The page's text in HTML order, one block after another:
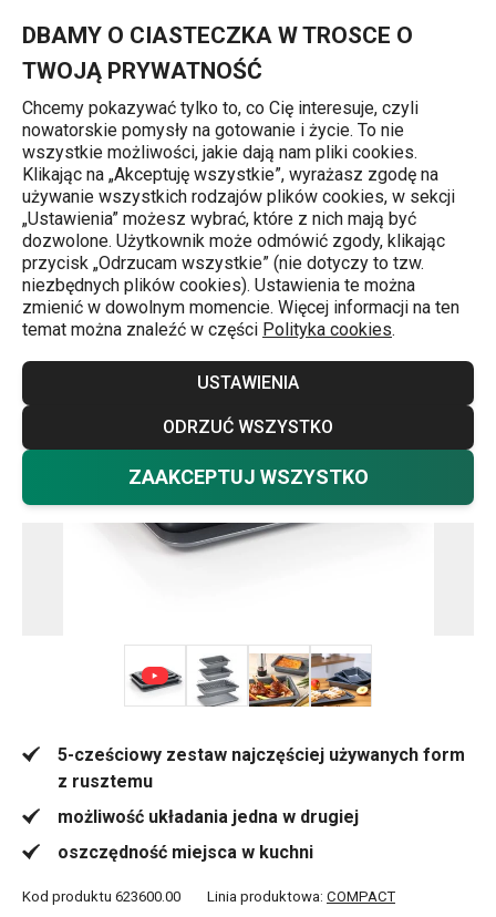
DBAMY O CIASTECZKA W TROSCE O
TWOJĄ PRYWATNOŚĆ
Chcemy pokazywać tylko to, co Cię interesuje, czyli
nowatorskie pomysły na gotowanie i życie. To nie
wszystkie możliwości, jakie dają nam pliki cookies.
Klikając na „Akceptuję wszystkie”, wyrażasz zgodę na
używanie wszystkich rodzajów plików cookies, w sekcji
„Ustawienia” możesz wybrać, które z nich mają być
dozwolone. Użytkownik może odmówić zgody, klikając
przycisk „Odrzucam wszystkie” (nie dotyczy to tzw.
niezbędnych plików cookies). Ustawienia te można
zmienić w dowolnym momencie. Więcej informacji na ten
temat można znaleźć w części Polityka cookies.
USTAWIENIA
ODRZUĆ WSZYSTKO
ZAAKCEPTUJ WSZYSTKO
Formy do pieczenia
Zestaw form do pieczenia
COMPACT, 5 szt.
Darmowa dostawa
5-cześciowy zestaw najczęściej używanych form
z rusztemu
możliwość układania jedna w drugiej
oszczędność miejsca w kuchni
Kod produktu 623600.00 Linia produktowa: COMPACT